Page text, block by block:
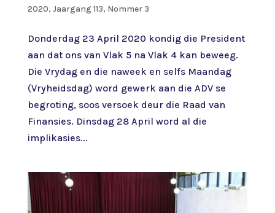
2020, Jaargang 113, Nommer 3
Donderdag 23 April 2020 kondig die President
aan dat ons van Vlak 5 na Vlak 4 kan beweeg.
Die Vrydag en die naweek en selfs Maandag
(Vryheidsdag) word gewerk aan die ADV se
begroting, soos versoek deur die Raad van
Finansies. Dinsdag 28 April word al die
implikasies...